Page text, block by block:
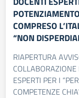
COMPRESO
“NON
RIAPERTURA
ESPERTI PER I
COMPETENZE